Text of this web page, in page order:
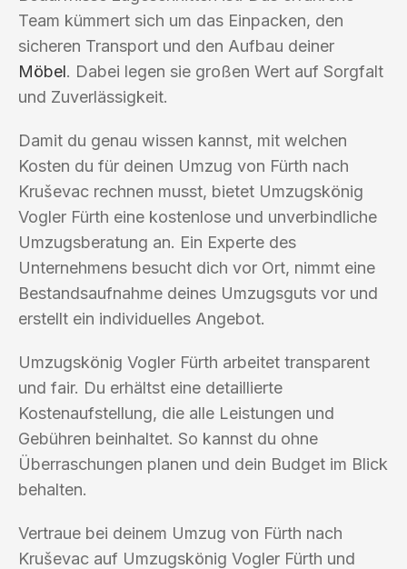
Team kümmert sich um das Einpacken, den
sicheren Transport und den Aufbau deiner
Möbel. Dabei legen sie großen Wert auf Sorgfalt
und Zuverlässigkeit.
Damit du genau wissen kannst, mit welchen
Kosten du für deinen Umzug von Fürth nach
Kruševac rechnen musst, bietet Umzugskönig
Vogler Fürth eine kostenlose und unverbindliche
Umzugsberatung an. Ein Experte des
Unternehmens besucht dich vor Ort, nimmt eine
Bestandsaufnahme deines Umzugsguts vor und
erstellt ein individuelles Angebot.
Umzugskönig Vogler Fürth arbeitet transparent
und fair. Du erhältst eine detaillierte
Kostenaufstellung, die alle Leistungen und
Gebühren beinhaltet. So kannst du ohne
Überraschungen planen und dein Budget im Blick
behalten.
Vertraue bei deinem Umzug von Fürth nach
Kruševac auf Umzugskönig Vogler Fürth und